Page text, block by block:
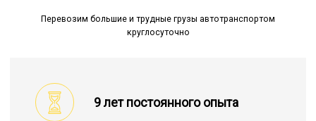
Перевозим большие и трудные грузы автотранспортом
круглосуточно
9 лет постоянного опыта